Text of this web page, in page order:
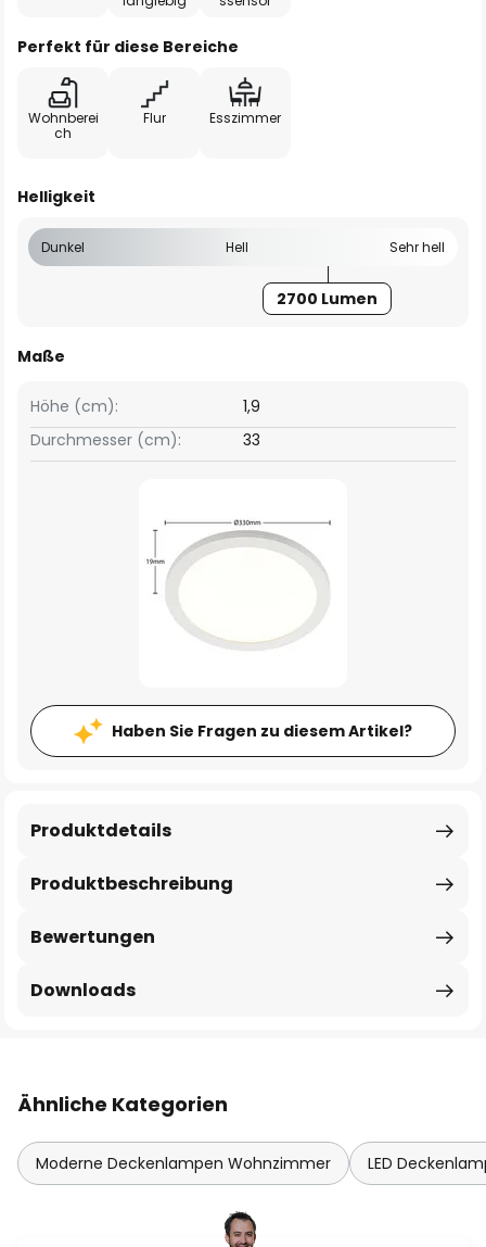
Perfekt für diese Bereiche
Wohnberei
ch
Flur Esszimmer
Helligkeit
Dunkel Hell Sehr hell
2700 Lumen
Maße
Höhe (cm):
1,9
Durchmesser (cm):
33
Haben Sie Fragen zu diesem Artikel?
Produktbeschreibung
Produktdetails
Bewertungen
Downloads
Ähnliche Kategorien
Moderne Deckenlampen Wohnzimmer LED